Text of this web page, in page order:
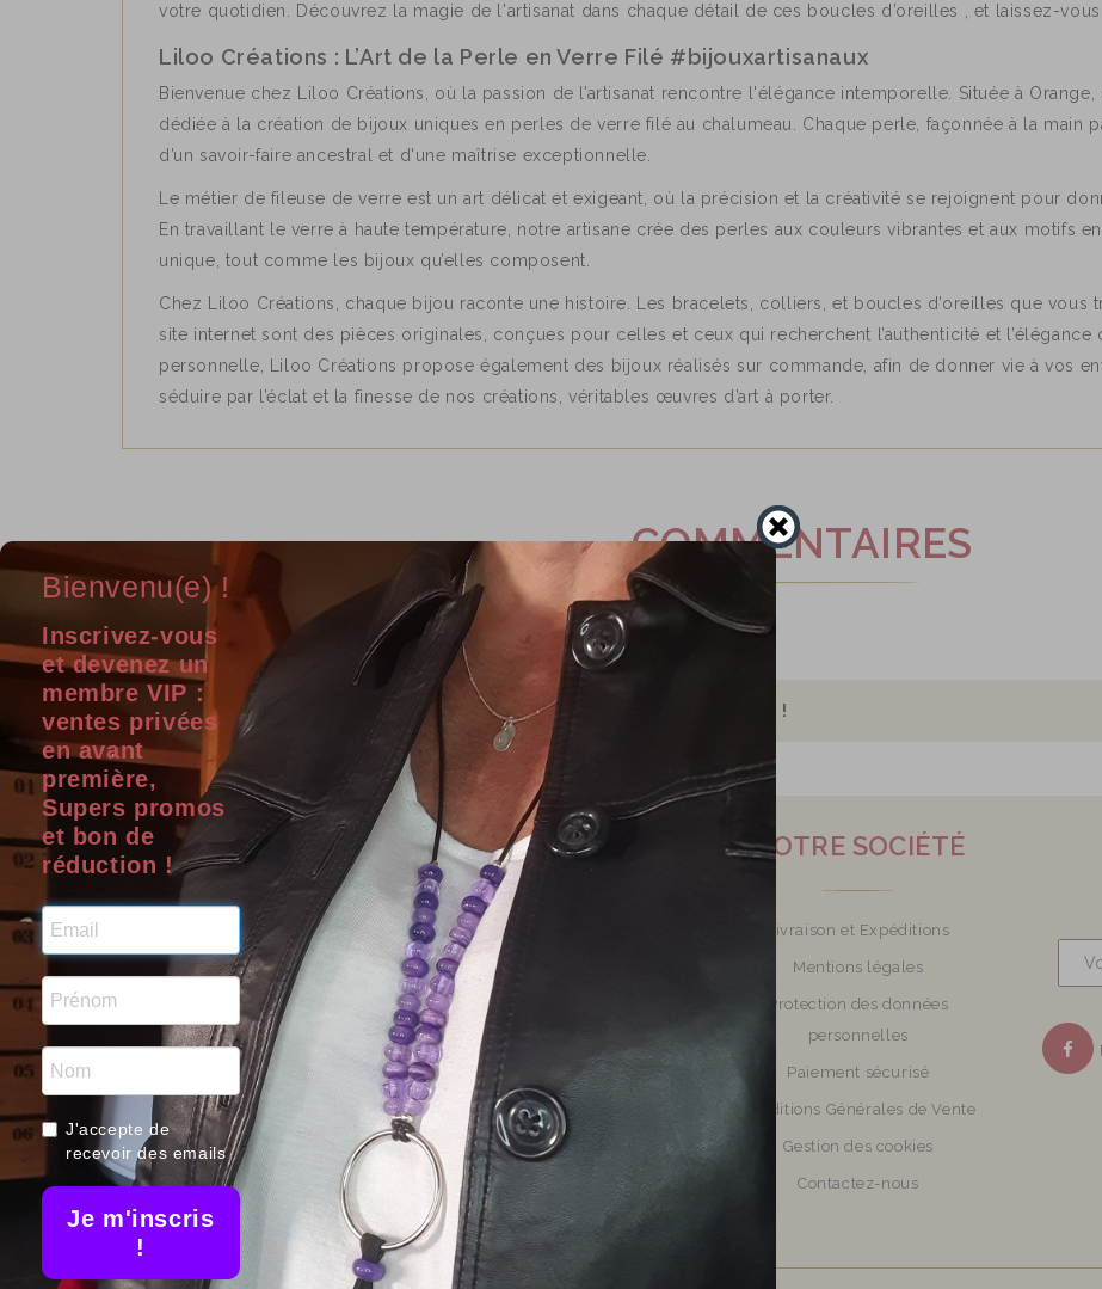
votre quotidien. Découvrez la magie de l'artisanat dans chaque détail de ces boucles d’oreilles , et laissez-
Liloo Créations : L’Art de la Perle en Verre Filé #bijouxartisanaux
Bienvenue chez Liloo Créations, où la passion de l’artisanat rencontre l'élégance intemporelle. Située à
dédiée à la création de bijoux uniques en perles de verre filé au chalumeau. Chaque perle, façonnée à la main
d’un savoir-faire ancestral et d'une maîtrise exceptionnelle.
Le métier de fileuse de verre est un art délicat et exigeant, où la précision et la créativité se rejoignent pour
En travaillant le verre à haute température, notre artisane crée des perles aux couleurs vibrantes et aux motifs
unique, tout comme les bijoux qu’elles composent.
Chez Liloo Créations, chaque bijou raconte une histoire. Les bracelets, colliers, et boucles d’oreilles que vous
site internet sont des pièces originales, conçues pour celles et ceux qui recherchent l’authenticité et
personnelle, Liloo Créations propose également des bijoux réalisés sur commande, afin de donner vie à vos
séduire par l’éclat et la finesse de nos créations, véritables œuvres d’art à porter.
COMMENTAIRES
Soyez la première personne à écrire un commentaire sur ce produit !
INFORMATIONS
Liloo Créations
41 rue magenta
84100 Orange
France
06 01 98 98 90
contact@liloo-creations.com
LILOO CRÉATIONS
Nouveaux produits
Nos meilleures ventes de
bijoux artisanaux en perles de
verre
Plan du site
NOTRE SOCIÉTÉ
Livraison et Expéditions
Mentions légales
Protection des données
personnelles
Paiement sécurisé
Conditions Générales de Vente
Gestion des cookies
Contactez-nous
Bienvenu(e) !
Inscrivez-vous
et devenez un
membre VIP :
ventes privées
en avant
première,
Supers promos
et bon de
réduction !
J'accepte de
recevoir des emails
Je m'inscris
!